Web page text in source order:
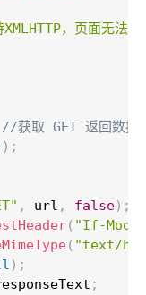
，页面无法
//获取 GET 返回
) ;
, url , false) ;
( "If-
( "text/
) ;
;